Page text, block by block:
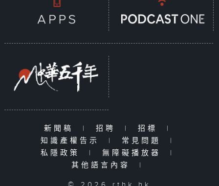
新聞稿 | 招聘 | 招標
|
知識產權告示
| 常見問題
|
私隱政策
| 無障礙播放器
|
其他語言內容
|